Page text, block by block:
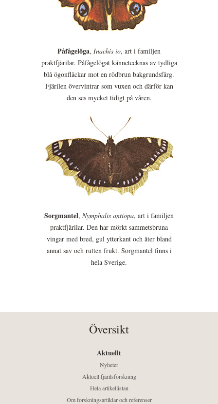
Påfågelöga, Inachis io, art i familjen
praktfjärilar. Påfågelögat kännetecknas av tydliga
blå ögonfläckar mot en rödbrun bakgrundsfärg.
Fjärilen övervintrar som vuxen och därför kan
den ses mycket tidigt på våren.
Sorgmantel, Nymphalis antiopa, art i familjen
praktfjärilar. Den har mörkt sammetsbruna
vingar med bred, gul ytterkant och äter bland
annat sav och rutten frukt. Sorgmantel finns i
hela Sverige.
Översikt
Aktuellt
Nyheter
Aktuell fjärilsforskning
Hela artikellistan
Om forskningsartiklar och referenser